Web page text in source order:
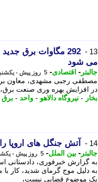
13 -
292 مگاوات برق
می شود
جالبتر - اقتصادی- 5 روز پیش - یکشنبه 11 مرداد 1405، 17:27
مصطفی رجبی مشهدی، معاون برق
در افزایش بهره وری صنعت برق،
بخار - نیروگاه دالاهو - واحد - برق
14 - آتش جنگل های اروپا
جالبتر - بین الملل- 5 روز پیش - یکشنبه 11 مرداد 1405، 16:02
به گزارش خبرفوری، دادستانی
به دلیل موج گرمای شدید، کار
یک موضوع قضایی نیست،